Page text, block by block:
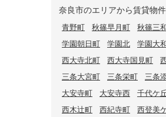
奈良市のエリアから賃貸物
青野町 秋篠早月町 秋篠三
学園朝日町
学園北 学園大
西大寺北町
西大寺国見町
三条大宮町
三条栄町 三条
大安寺町
大安寺西 千代ケ
西木辻町
西紀寺町 西登美